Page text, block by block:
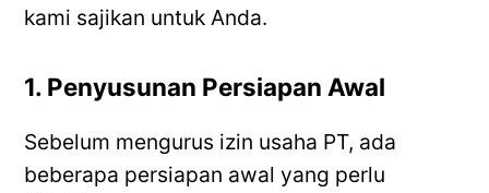
5. Pengambilan Keputusan
6. Pengesahan Akta Pendirian
Pengesahan Akta Pendirian
Penerbitan Tanda Daftar Perusahaan
kami sajikan untuk Anda.
1. Penyusunan Persiapan Awal
Sebelum mengurus izin usaha PT, ada
beberapa persiapan awal yang perlu